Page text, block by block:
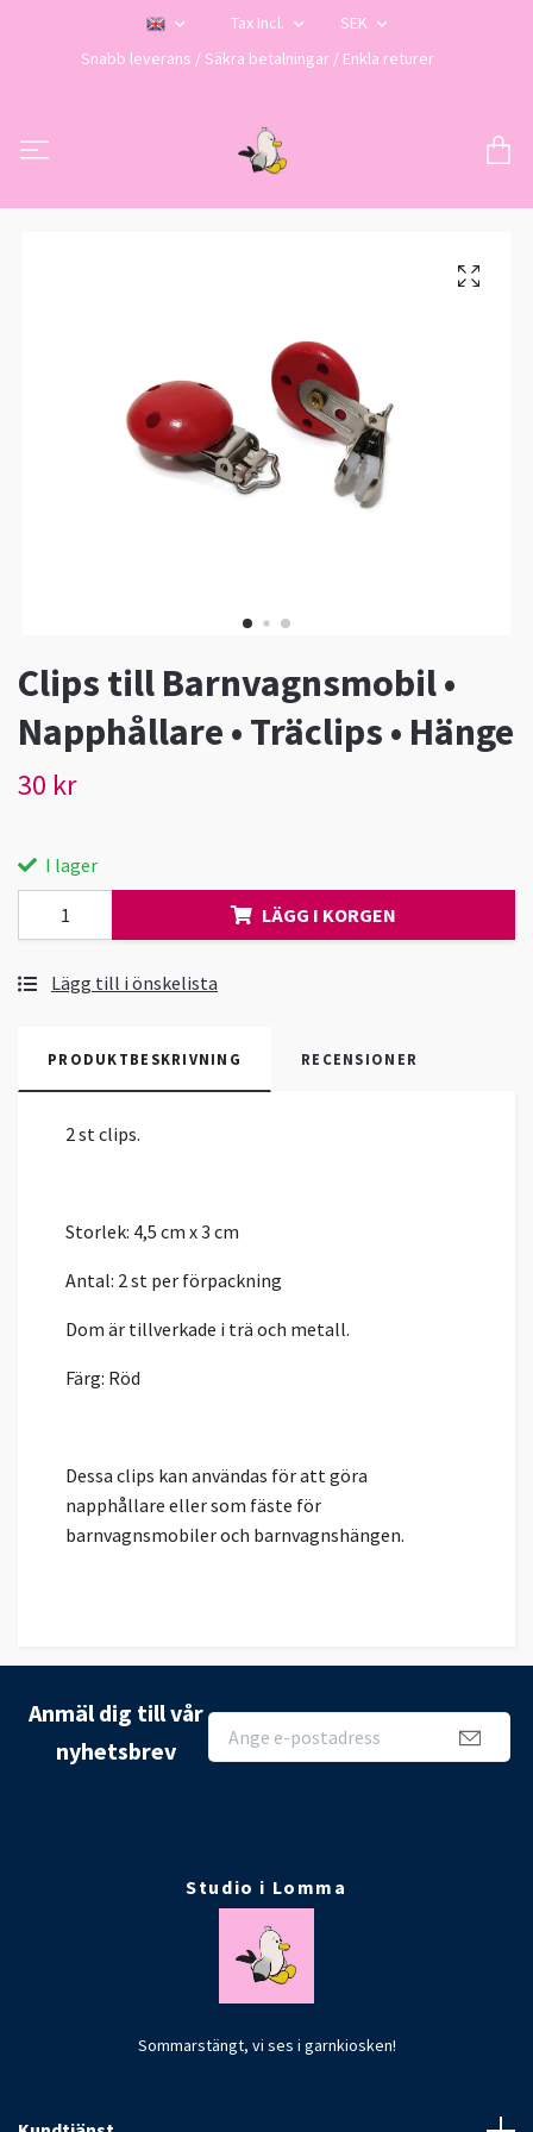
Tax Incl.
SEK
Snabb leverans / Säkra betalningar / Enkla returer
Clips till Barnvagnsmobil •
Napphållare • Träclips • Hänge
30 kr
I lager
LÄGG I KORGEN
Lägg till i önskelista
PRODUKTBESKRIVNING RECENSIONER
2 st clips.
Storlek: 4,5 cm x 3 cm
Antal: 2 st per förpackning
Dom är tillverkade i trä och metall.
Färg: Röd
Dessa clips kan användas för att göra
napphållare eller som fäste för
barnvagnsmobiler och barnvagnshängen.
Anmäl dig till vår
nyhetsbrev
Studio i Lomma
Sommarstängt, vi ses i garnkiosken!